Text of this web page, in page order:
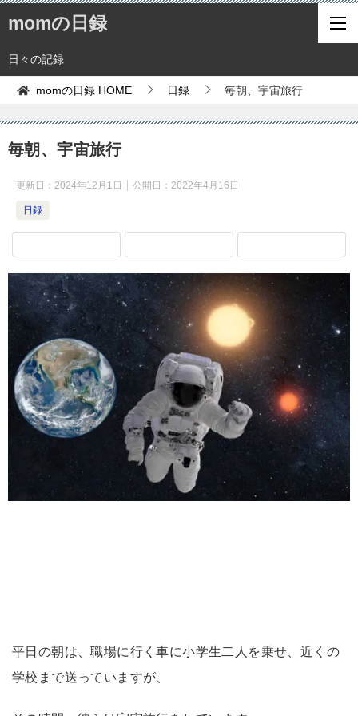
momの日録
日々の記録
momの日録 HOME 日録 毎朝、宇宙旅行
毎朝、宇宙旅行
更新日： 2024年12月1日 公開日： 2022年4月16日
日録
平日の朝は、職場に行く車に小学生二人を乗せ、近くの
学校まで送っていますが、